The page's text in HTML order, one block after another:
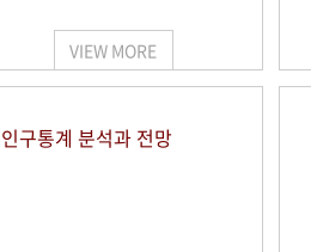
VIEW MORE
인구통계 분석과 전망